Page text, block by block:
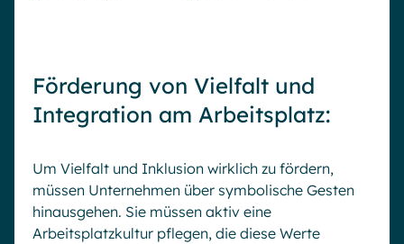
Förderung von Vielfalt und
Integration am Arbeitsplatz:
Um Vielfalt und Inklusion wirklich zu fördern,
müssen Unternehmen über symbolische Gesten
hinausgehen. Sie müssen aktiv eine
Arbeitsplatzkultur pflegen, die diese Werte